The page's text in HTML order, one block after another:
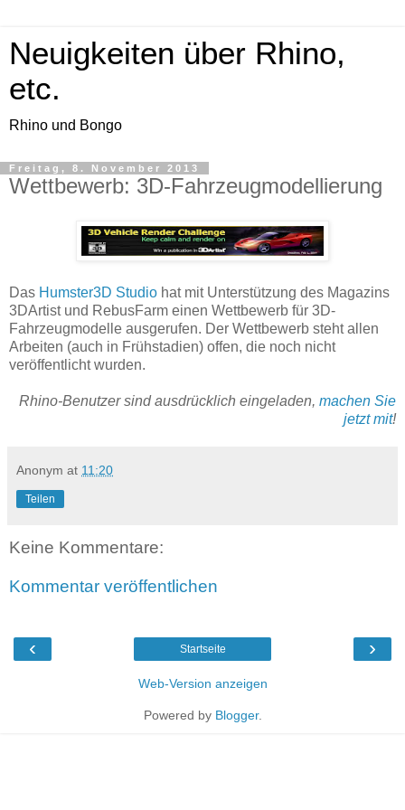
Neuigkeiten über Rhino,
etc.
Rhino und Bongo
Freitag, 8. November 2013
Wettbewerb: 3D-Fahrzeugmodellierung
Das Humster3D Studio hat mit Unterstützung des Magazins
3DArtist und RebusFarm einen Wettbewerb für 3D-
Fahrzeugmodelle ausgerufen. Der Wettbewerb steht allen
Arbeiten (auch in Frühstadien) offen, die noch nicht
veröffentlicht wurden.
Rhino-Benutzer sind ausdrücklich eingeladen, machen Sie
jetzt mit!
Anonym at 11:20
Teilen
Keine Kommentare:
Kommentar veröffentlichen
‹ ›
Startseite
Web-Version anzeigen
Powered by Blogger.